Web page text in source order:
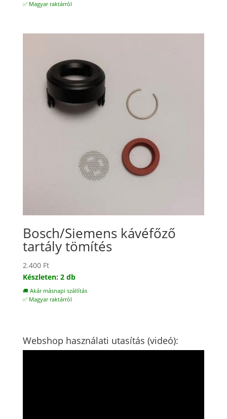
✅ Magyar raktárról
Bosch/Siemens kávéfőző
tartály tömítés
2.400 Ft
Készleten: 2 db
🚚 Akár másnapi szállítás
✅ Magyar raktárról
Webshop használati utasítás (videó):